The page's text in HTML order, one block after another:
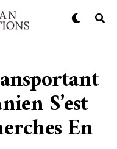
S’est
En